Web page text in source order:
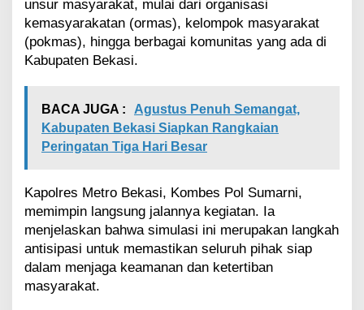
r
g
a
P
u
a
t
s
i
a
s
i
unsur masyarakat, mulai dari organisasi
kemasyarakatan (ormas), kelompok masyarakat
(pokmas), hingga berbagai komunitas yang ada di
Kabupaten Bekasi.
BACA JUGA :
Agustus Penuh Semangat,
Kabupaten Bekasi Siapkan Rangkaian
Peringatan Tiga Hari Besar
Kapolres Metro Bekasi, Kombes Pol Sumarni,
memimpin langsung jalannya kegiatan. Ia
menjelaskan bahwa simulasi ini merupakan langkah
antisipasi untuk memastikan seluruh pihak siap
dalam menjaga keamanan dan ketertiban
masyarakat.